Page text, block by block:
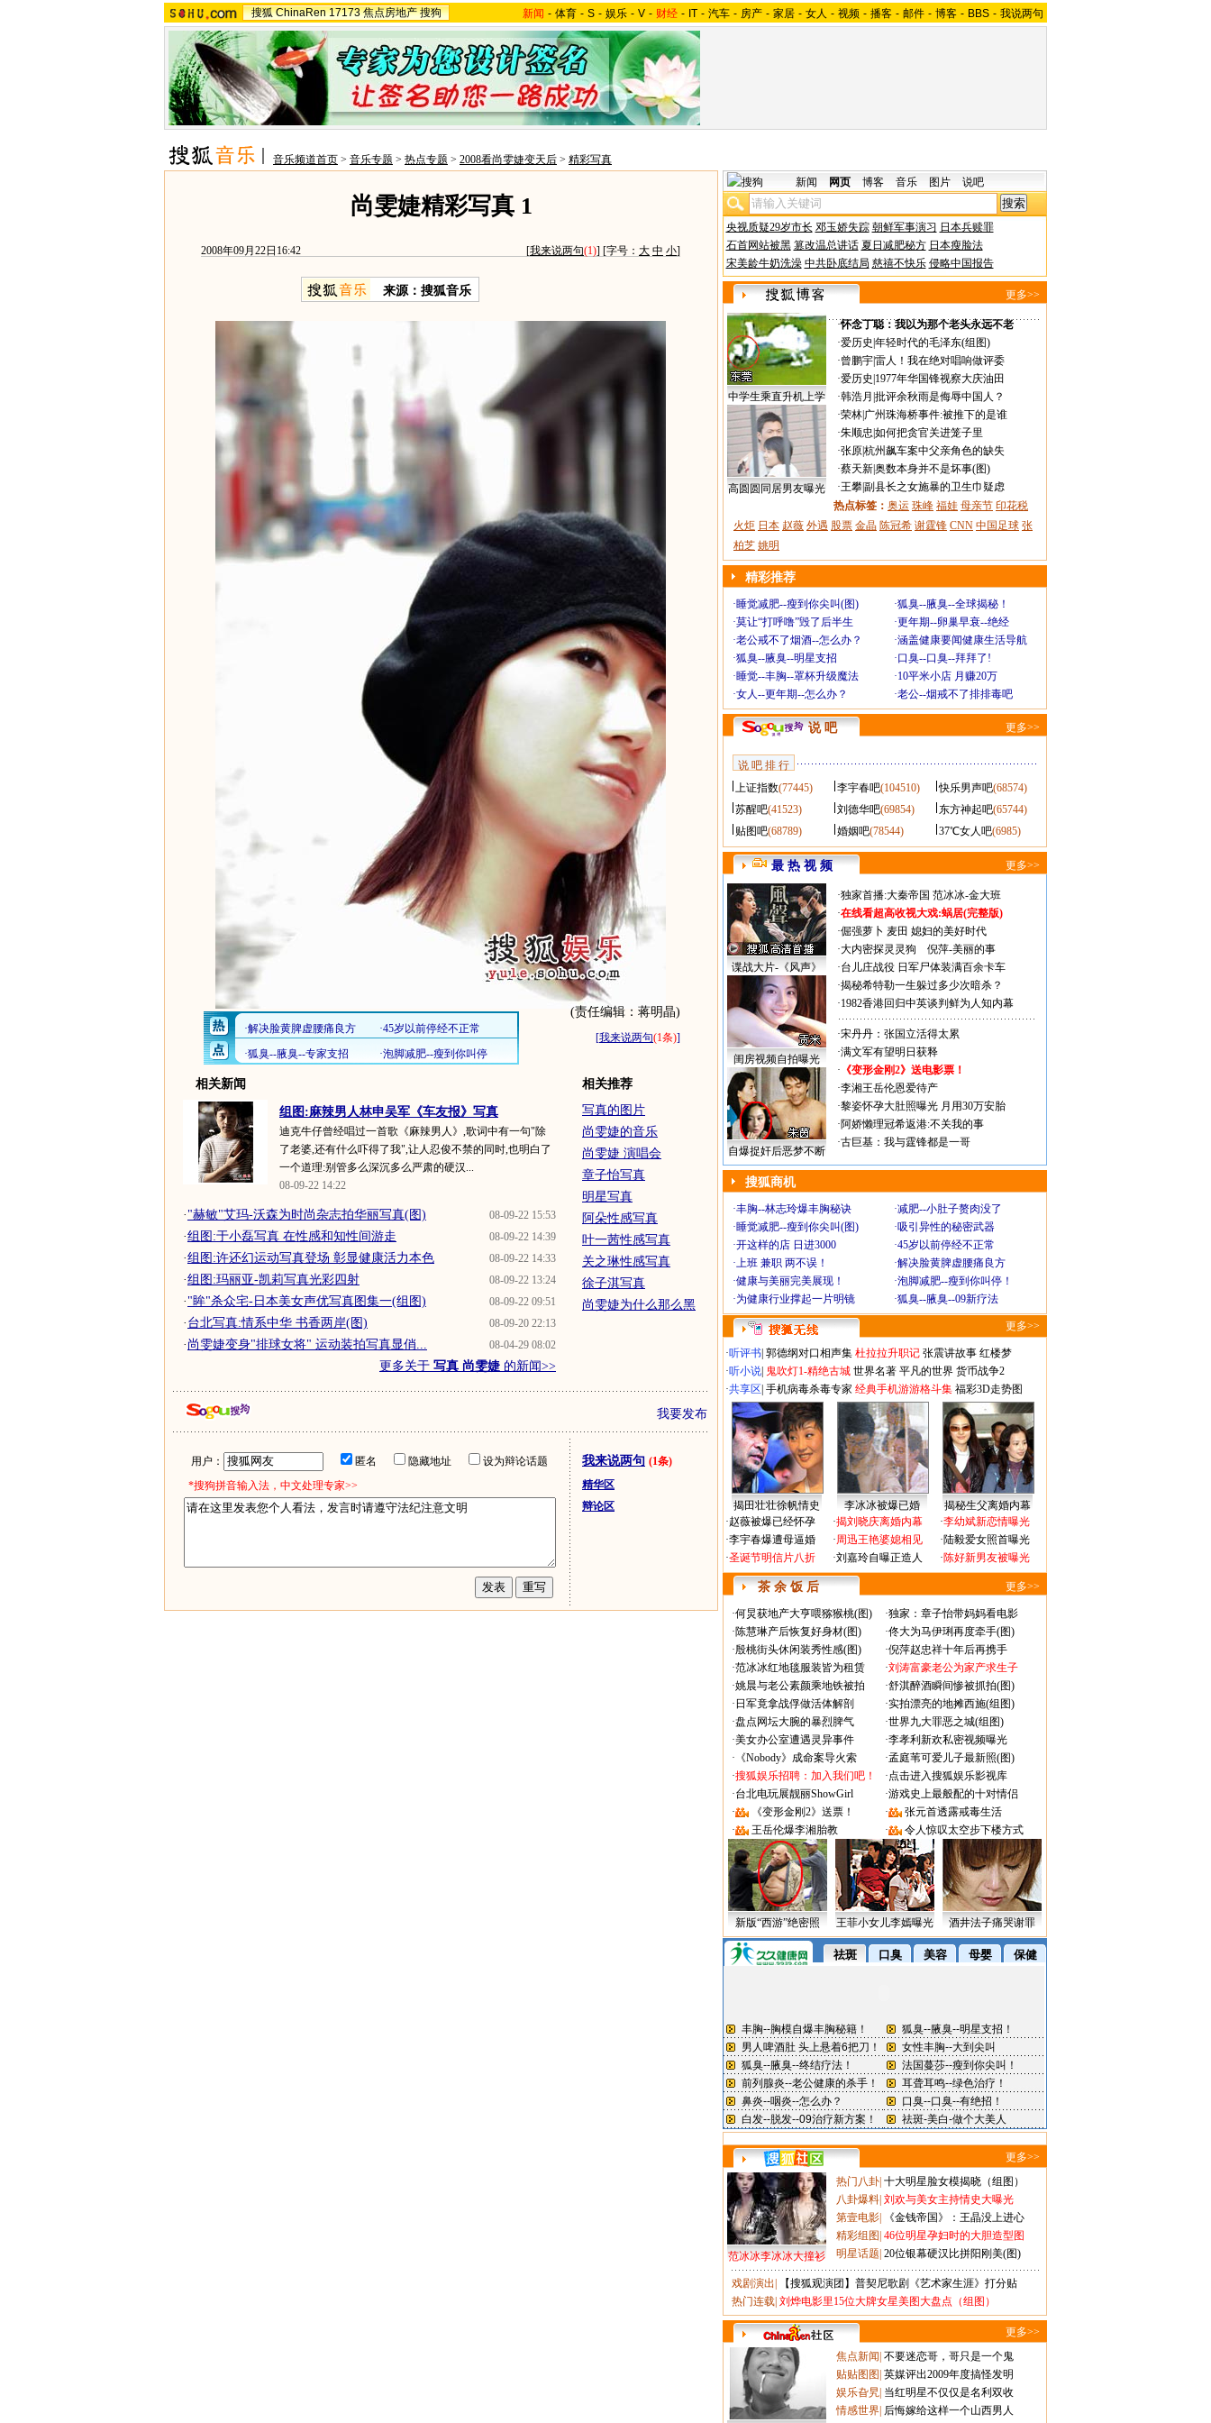
搜狐 ChinaRen 17173 焦点房地产 搜狗 新闻 - 体育 - S - 娱乐 - V - 财经 - IT - 汽车 - 房产 - 家居 - 女人 - 视频 - 播客 - 邮件 - 博客 - BBS - 我说两句
音乐频道首页 > 音乐专题 > 热点专题 > 2008看尚雯婕变天后 > 精彩写真
尚雯婕精彩写真 1
2008年09月22日16:42 [我来说两句(1)] [字号： 大 中 小]
来源：搜狐音乐
(责任编辑：蒋明晶)
[我来说两句(1条)]
相关新闻
组图:麻辣男人林申吴军《车友报》写真
迪克牛仔曾经唱过一首歌《麻辣男人》,歌词中有一句"除
了老婆,还有什么吓得了我",让人忍俊不禁的同时,也明白了
一个道理:别管多么深沉多么严肃的硬汉...
08-09-22 14:22
08-09-22 15:53
· "赫敏"艾玛-沃森为时尚杂志拍华丽写真(图)
08-09-22 14:39
·组图:于小磊写真 在性感和知性间游走
08-09-22 14:33
·组图:许还幻运动写真登场 彰显健康活力本色
08-09-22 13:24
·组图:玛丽亚-凯莉写真光彩四射
08-09-22 09:51
· "眸"杀众宅-日本美女声优写真图集一(组图)
08-09-20 22:13
· 台北写真:情系中华 书香两岸(图)
08-04-29 08:02
· 尚雯婕变身"排球女将" 运动装拍写真显俏...
更多关于 写真 尚雯婕 的新闻>>
相关推荐
写真的图片
尚雯婕的音乐
尚雯婕 演唱会
章子怡写真
明星写真
阿朵性感写真
叶一茜性感写真
关之琳性感写真
徐子淇写真
尚雯婕为什么那么黑
我要发布
用户： 匿名 隐藏地址
设为辩论话题
*搜狗拼音输入法，中文处理专家>>
我来说两句 (1条)
精华区
辩论区
新闻 网页 博客 音乐 图片 说吧
央视质疑29岁市长 邓玉娇失踪 朝鲜军事演习 日本兵赎罪
石首网站被黑 篡改温总讲话 夏日减肥秘方 日本瘦脸法
宋美龄牛奶洗澡 中共卧底结局 慈禧不快乐 侵略中国报告
更多>>
中学生乘直升机上学
高圆圆同居男友曝光
·怀念丁聪：我以为那个老头永远不老
·爱历史 年轻时代的毛泽东(组图)
·曾鹏宇|雷人！我在绝对唱响做评委
·爱历史 1977年华国锋视察大庆油田
·韩浩月 批评余秋雨是侮辱中国人？
·荣林| 广州珠海桥事件:被推下的是谁
·朱顺忠 如何把贪官关进笼子里
·张原|杭州飙车案中父亲角色的缺失
·蔡天新|奥数本身并不是坏事(图)
·王攀|副县长之女施暴的卫生巾疑虑
热点标签： 奥运 珠峰 福娃 母亲节 印花税
火炬 日本 赵薇 外遇 股票 金晶 陈冠希 谢霆锋 CNN 中国足球 张
柏芝 姚明
精彩推荐
·睡觉减肥--瘦到你尖叫(图) ·狐臭--腋臭--全球揭秘！
·莫让“打呼噜”毁了后半生 ·更年期--卵巢早衰--绝经
·老公戒不了烟酒--怎么办？ ·涵盖健康要闻健康生活导航
·狐臭--腋臭--明星支招 ·口臭--口臭--拜拜了!
·睡觉--丰胸--罩杯升级魔法 ·10平米小店 月赚20万
·女人--更年期--怎么办？ ·老公--烟戒不了排排毒吧
说 吧 更多>>
说 吧 排 行
上证指数(77445) 李宇春吧(104510) 快乐男声吧(68574)
苏醒吧(41523) 刘德华吧(69854) 东方神起吧(65744)
贴图吧(68789) 婚姻吧(78544) 37℃女人吧(6985)
最 热 视 频 更多>>
谍战大片-《风声》
闺房视频自拍曝光
自爆捉奸后恶梦不断
·独家首播:大秦帝国 范冰冰-金大班
·在线看超高收视大戏:蜗居(完整版)
·倔强萝卜 麦田 媳妇的美好时代
·大内密探灵灵狗
倪萍-美丽的事
·台儿庄战役 日军尸体装满百余卡车
·揭秘希特勒一生躲过多少次暗杀？
·1982香港回归中英谈判鲜为人知内幕
·宋丹丹：张国立活得太累
·满文军有望明日获释
· 《变形金刚2》送电影票！
·李湘王岳伦恩爱待产
·黎姿怀孕大肚照曝光 月用30万安胎
·阿娇懒理冠希返港:不关我的事
·古巨基：我与霆锋都是一哥
搜狐商机
·丰胸--林志玲爆丰胸秘诀 ·减肥--小肚子赘肉没了
·睡觉减肥--瘦到你尖叫(图) ·吸引异性的秘密武器
·开这样的店 日进3000 ·45岁以前停经不正常
·上班 兼职 两不误！ ·解决脸黄脾虚腰痛良方
·健康与美丽完美展现！ ·泡脚减肥--瘦到你叫停！
·为健康行业撑起一片明镜 ·狐臭--腋臭--09新疗法
更多>>
·听评书 郭德纲对口相声集 杜拉拉升职记 张震讲故事 红楼梦
·听小说 鬼吹灯1-精绝古城 世界名著 平凡的世界 货币战争2
·共享区 手机病毒杀毒专家 经典手机游游格斗集 福彩3D走势图
揭田壮壮徐帆情史 李冰冰被爆已婚
揭秘生父离婚内幕
·赵薇被爆已经怀孕
·李宇春爆遭母逼婚
·圣诞节明信片八折
·揭刘晓庆离婚内幕
·周迅王艳婆媳相见
·刘嘉玲自曝正造人
·李幼斌新恋情曝光
·陆毅爱女照首曝光
·陈好新男友被曝光
茶 余 饭 后 更多>>
·何炅获地产大亨喂猕猴桃(图) ·独家：章子怡带妈妈看电影
·陈慧琳产后恢复好身材(图) ·佟大为马伊琍再度牵手(图)
·殷桃街头休闲装秀性感(图) ·倪萍赵忠祥十年后再携手
·范冰冰红地毯服装皆为租赁 ·刘涛富豪老公为家产求生子
·姚晨与老公素颜乘地铁被拍 ·舒淇醉酒瞬间惨被抓拍(图)
· 日军竟拿战俘做活体解剖 ·实拍漂亮的地摊西施(组图)
·盘点网坛大腕的暴烈脾气 ·世界九大罪恶之城(组图)
·美女办公室遭遇灵异事件 ·李孝利新欢私密视频曝光
· 《Nobody》成命案导火索 ·孟庭苇可爱儿子最新照(图)
·搜狐娱乐招聘：加入我们吧！ ·点击进入搜狐娱乐影视库
·台北电玩展靓丽ShowGirl ·游戏史上最般配的十对情侣
·
《变形金刚2》送票！ ·
张元首透露戒毒生活
·
王岳伦爆李湘胎教 · 令人惊叹太空步下楼方式
新版“西游”绝密照 王菲小女儿李嫣曝光 酒井法子痛哭谢罪
更多>>
范冰冰李冰冰大撞衫
热门八卦 十大明星脸女模揭晓（组图）
八卦爆料 刘欢与美女主持情史大曝光
第壹电影
《金钱帝国》：王晶没上进心
精彩组图 46位明星孕妇时的大胆造型图
明星话题 20位银幕硬汉比拼阳刚美(图)
戏剧演出
【搜狐观演团】普契尼歌剧《艺术家生涯》打分贴
热门连载 刘烨电影里15位大牌女星美图大盘点（组图）
更多>>
焦点新闻 不要迷恋哥，哥只是一个鬼
贴贴图图 英媒评出2009年度搞怪发明
娱乐旮旯 当红明星不仅仅是名利双收
情感世界 后悔嫁给这样一个山西男人